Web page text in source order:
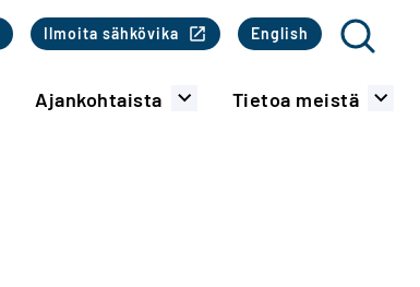
Ilmoita sähkövika English
Haku
Ajankohtaista Tietoa meistä